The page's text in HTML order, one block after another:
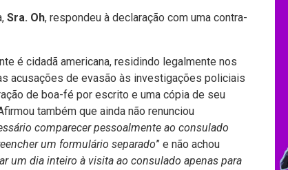
Sra. Oh, respondeu à declaração com uma contra-
é cidadã americana, residindo legalmente nos
acusações de evasão às investigações policiais
de boa-fé por escrito e uma cópia de seu
também que ainda não renunciou
comparecer pessoalmente ao consulado
um formulário separado” e não achou
um dia inteiro à visita ao consulado apenas para